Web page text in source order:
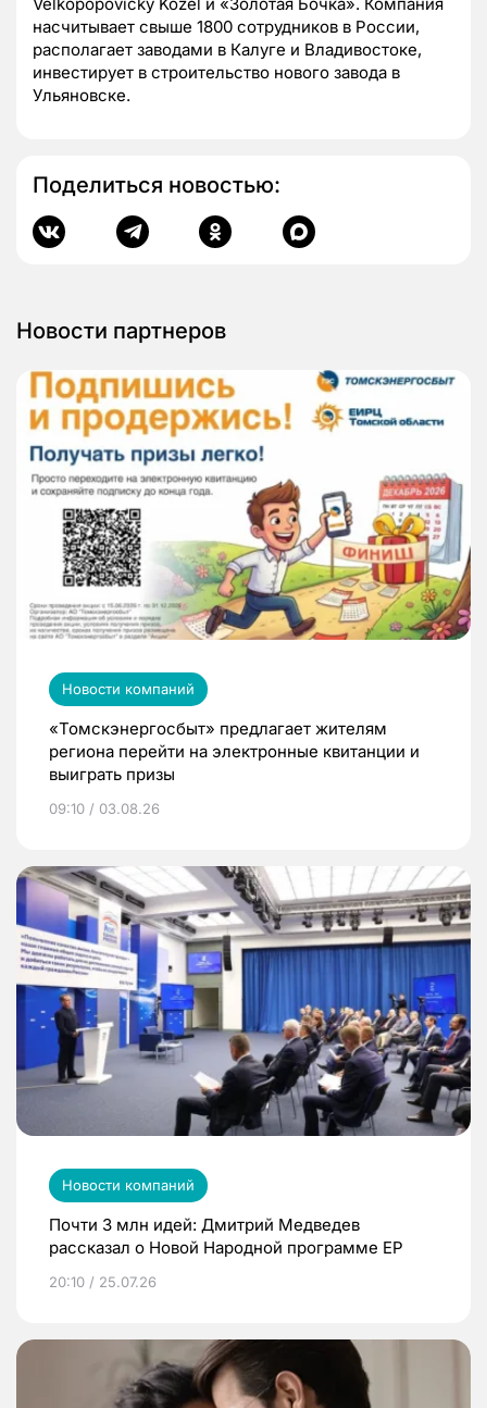
Velkopopovicky Kozel и «Золотая Бочка». Компания
насчитывает свыше 1800 сотрудников в России,
располагает заводами в Калуге и Владивостоке,
инвестирует в строительство нового завода в
Ульяновске.
Поделиться новостью:
Новости партнеров
Новости компаний
«Томскэнергосбыт» предлагает жителям
региона перейти на электронные квитанции и
выиграть призы
09:10 / 03.08.26
Новости компаний
Почти 3 млн идей: Дмитрий Медведев
рассказал о Новой Народной программе ЕР
20:10 / 25.07.26